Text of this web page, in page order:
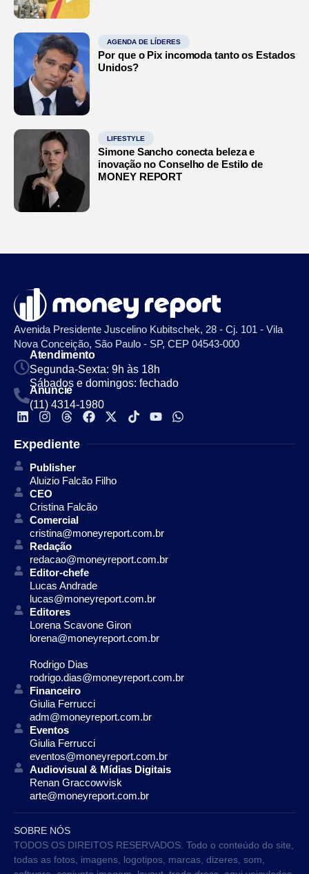
AGENDA DE LÍDERES
Por que o Pix incomoda tanto os Estados
Unidos?
LIFESTYLE
Simone Sancho conecta beleza e
inovação no Conselho de Estilo de
MONEY REPORT
Avenida Presidente Juscelino Kubitschek, 28 - Cj. 101 - Vila
Nova Conceição, São Paulo - SP, CEP 04543-000
Atendimento
Segunda-Sexta: 9h às 18h
Sábados e domingos: fechado
Anuncie
(11) 4314-1980
Expediente
Publisher
Aluizio Falcão Filho
CEO
Cristina Falcão
Comercial
cristina@moneyreport.com.br
Redação
redacao@moneyreport.com.br
Editor-chefe
Lucas Andrade
lucas@moneyreport.com.br
Editores
Lorena Scavone Giron
lorena@moneyreport.com.br
Rodrigo Dias
rodrigo.dias@moneyreport.com.br
Financeiro
Giulia Ferrucci
adm@moneyreport.com.br
Eventos
Giulia Ferrucci
eventos@moneyreport.com.br
Audiovisual & Mídias Digitais
Renan Graccowvisk
arte@moneyreport.com.br
SOBRE NÓS
TODOS OS DIREITOS RESERVADOS. Todo o conteúdo do site,
todas as fotos, imagens, logotipos, marcas, dizeres, som,